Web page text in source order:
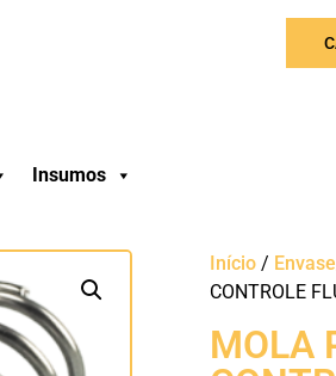
Insumos
Início/
CONTROLE
MOLA